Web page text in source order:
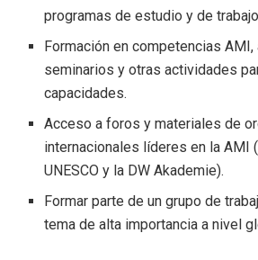
programas de estudio y de
Formación en competencias
seminarios y otras actividades
capacidades.
Acceso a foros y materiales de
internacionales líderes en la AMI
UNESCO y la DW Akademie).
Formar parte de un grupo de
tema de alta importancia a nivel